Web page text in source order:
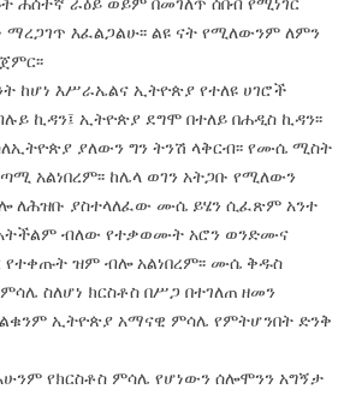
እፈልጋልሁ፡፡ ልዩ ናት የሚለውንም ለምን
ከሆነ እሥራኤልና ኢትዮጵያ የተለዩ ሀገሮች
ኪዳን፤ ኢትዮጵያ ደግሞ በተለይ በሐዲስ ኪዳን፡፡
ያለውን ግን ትንሽ ላቅርብ፡፡ የሙሴ ሚስት
አልነበረም፡፡ ከሌላ ወገን አትጋቡ የሚለውን
ለሕዝቡ ያስተላለፈው ሙሴ ይሄን ሲፈጽም አንተ
አትችልም ብለው የተቃወሙት አሮን ወንድሙና
ዝም ብሎ አልነበረም፡፡ ሙሴ ቅዱስ
ስለሆነ ክርስቶስ በሥጋ በተገለጠ ዘመን
ኢትዮጵያ አማናዊ ምሳሌ የምትሆንበት ድንቅ
የክርስቶስ ምሳሌ የሆነውን ሰሎሞንን አግኝታ